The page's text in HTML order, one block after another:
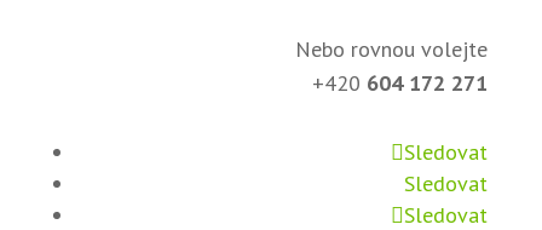
Nebo rovnou volejte
+420 604 172 271
Sledovat
Sledovat
Sledovat